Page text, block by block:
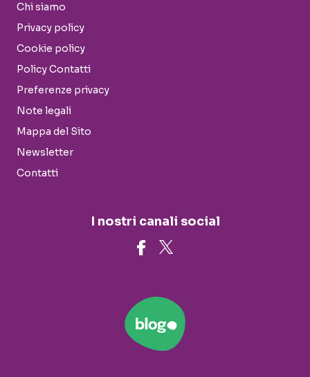
Chi siamo
Privacy policy
Cookie policy
Policy Contatti
Preferenze privacy
Note legali
Mappa del Sito
Newsletter
Contatti
I nostri canali social